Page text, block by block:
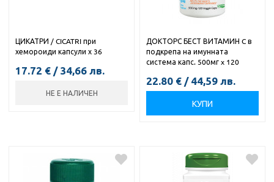
ЦИКАТРИ / CICATRI при
хемороиди капсули х 36
17.72 € / 34,66 лв.
НЕ Е НАЛИЧЕН
ДОКТОРС БЕСТ ВИТАМИН C в
подкрепа на имунната
система капс. 500мг x 120
22.80 € / 44,59 лв.
КУПИ